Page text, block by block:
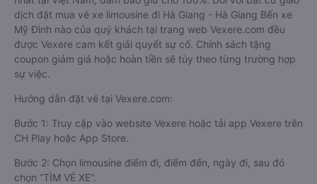
dịch đặt mua vé xe limousine đi Hà Giang - Hà Giang Bến xe
Mỹ Đình nào của quý khách tại trang web Vexere.com đều
được Vexere cam kết giải quyết sự cố. Chính sách tặng
coupon giảm giá hoặc hoàn tiền sẽ tùy theo từng trường hợp
sự việc.
Hướng dẫn đặt vé tại Vexere.com:
Bước 1: Truy cập vào website Vexere hoặc tải app Vexere trên
CH Play hoặc App Store.
Bước 2: Chọn limousine điểm đi, điểm đến, ngày đi, sau đó
chọn “TÌM VÉ XE”.